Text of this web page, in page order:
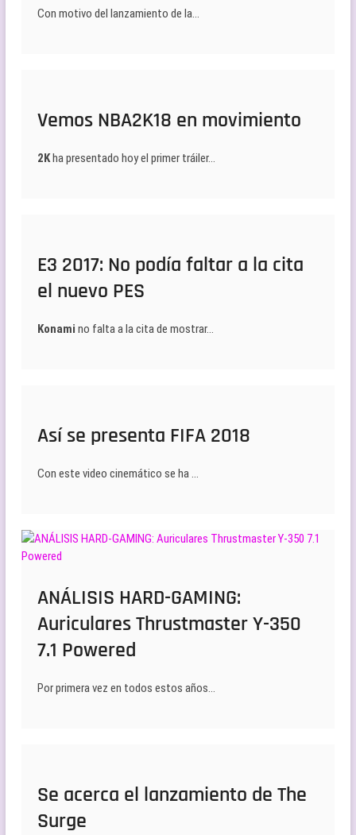
Con motivo del lanzamiento de la…
Vemos NBA2K18 en movimiento
2Kha presentado hoy el primer tráiler…
E3 2017: No podía faltar a la cita
el nuevo PES
Konami no falta a la cita de mostrar…
Así se presenta FIFA 2018
Con este video cinemático se ha …
ANÁLISIS HARD-GAMING:
Auriculares Thrustmaster Y-350
7.1 Powered
Por primera vez en todos estos años…
Se acerca el lanzamiento de The
Surge